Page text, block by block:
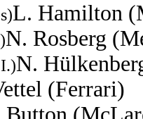
L. Hamilton
N. Rosberg
N.
(Ferrari)